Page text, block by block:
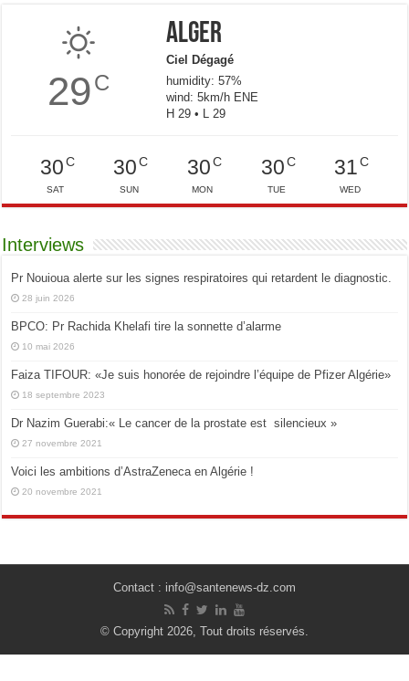
29C
Alger
Ciel Dégagé
humidity: 57%
wind: 5km/h ENE
H 29 • L 29
30C
SAT
30 C
SUN
30C
MON
30C
TUE
31 C
WED
Interviews
Pr Nouioua alerte sur les signes respiratoires qui retardent le diagnostic.
28 juin 2026
BPCO: Pr Rachida Khelafi tire la sonnette d’alarme
10 mai 2026
Faiza TIFOUR: «Je suis honorée de rejoindre l’équipe de Pfizer Algérie»
18 septembre 2023
Dr Nazim Guerabi:« Le cancer de la prostate est silencieux »
27 novembre 2021
Voici les ambitions d’AstraZeneca en Algérie !
20 novembre 2021
Contact : info@santenews-dz.com
© Copyright 2026, Tout droits réservés.